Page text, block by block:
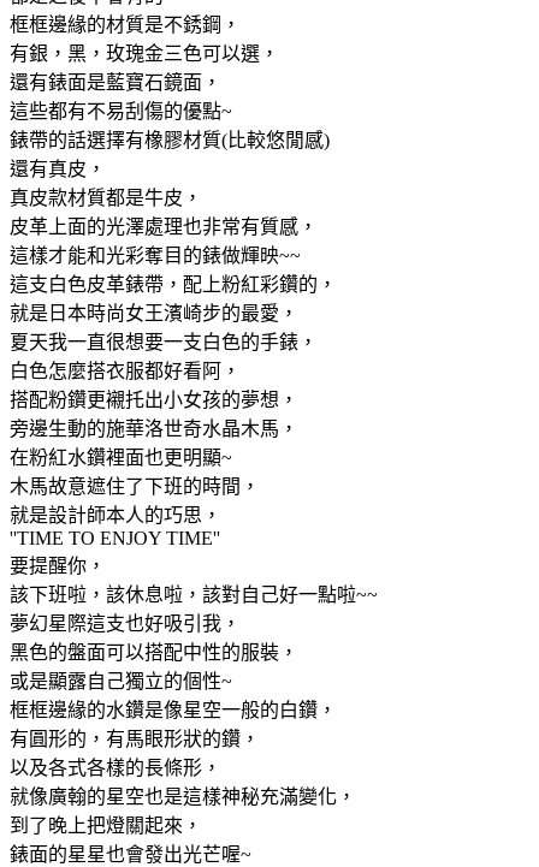
框框邊緣的材質是不銹鋼，
有銀，黑，玫瑰金三色可以選，
還有錶面是藍寶石鏡面，
這些都有不易刮傷的優點~
錶帶的話選擇有橡膠材質(比較悠閒感)
還有真皮，
真皮款材質都是牛皮，
皮革上面的光澤處理也非常有質感，
這樣才能和光彩奪目的錶做輝映~~
這支白色皮革錶帶，配上粉紅彩鑽的，
就是日本時尚女王濱崎步的最愛，
夏天我一直很想要一支白色的手錶，
白色怎麼搭衣服都好看阿，
搭配粉鑽更襯托出小女孩的夢想，
旁邊生動的施華洛世奇水晶木馬，
在粉紅水鑽裡面也更明顯~
木馬故意遮住了下班的時間，
就是設計師本人的巧思，
''TIME TO ENJOY TIME''
要提醒你，
該下班啦，該休息啦，該對自己好一點啦~~
夢幻星際這支也好吸引我，
黑色的盤面可以搭配中性的服裝，
或是顯露自己獨立的個性~
框框邊緣的水鑽是像星空一般的白鑽，
有圓形的，有馬眼形狀的鑽，
以及各式各樣的長條形，
就像廣翰的星空也是這樣神秘充滿變化，
到了晚上把燈關起來，
錶面的星星也會發出光芒喔~